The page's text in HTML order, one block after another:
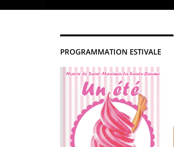
PROGRAMMATION ESTIVALE